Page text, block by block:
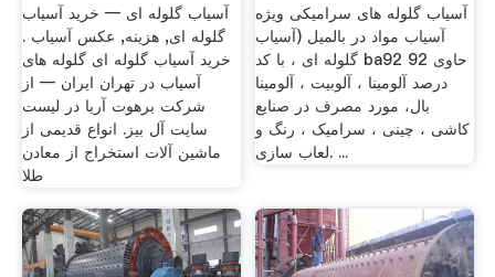
آسیاب گلوله ای — خرید آسیاب
گلوله ای, هزینه, عکس آسیاب .
خرید آسیاب گلوله ای گلوله های
آسیاب در تهران ايران — از
شرکت برهوت آریا در لیست
سایت آل بیز. انواع قدیمی از
ماشین آلات استخراج از معادن
طلا
آسیاب گلوله های سرامیکی ویژه
آسیاب مواد در بالمیل (آسیاب
گلوله ای ، با کد ba92 حاوی 92
درصد آلومینا ، آلوبیت ، آلومینا
بال، مورد مصرف در صنایع
کاشی ، چینی ، سرامیک ، رنگ و
لعاب سازی. ...